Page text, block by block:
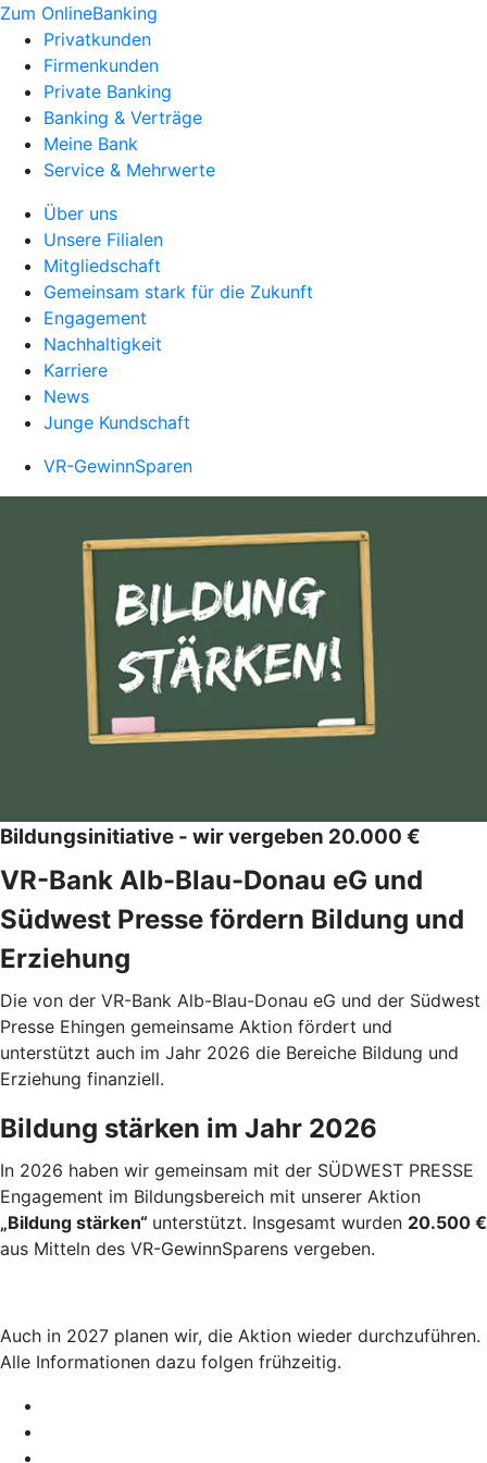
Zum OnlineBanking
Privatkunden
Firmenkunden
Private Banking
Banking & Verträge
Meine Bank
Service & Mehrwerte
Über uns
Unsere Filialen
Mitgliedschaft
Gemeinsam stark für die Zukunft
Engagement
Nachhaltigkeit
Karriere
News
Junge Kundschaft
VR-GewinnSparen
Bildungsinitiative - wir vergeben 20.000 €
VR-Bank Alb-Blau-Donau eG und
Südwest Presse fördern Bildung und
Erziehung
Die von der VR-Bank Alb-Blau-Donau eG und der Südwest
Presse Ehingen gemeinsame Aktion fördert und
unterstützt auch im Jahr 2026 die Bereiche Bildung und
Erziehung finanziell.
Bildung stärken im Jahr 2026
In 2026 haben wir gemeinsam mit der SÜDWEST PRESSE
Engagement im Bildungsbereich mit unserer Aktion
„Bildung stärken“ unterstützt. Insgesamt wurden 20.500 €
aus Mitteln des VR-GewinnSparens vergeben.
Auch in 2027 planen wir, die Aktion wieder durchzuführen.
Alle Informationen dazu folgen frühzeitig.